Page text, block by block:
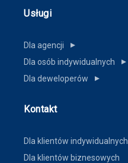
Usługi
Dla agencji ▼
Dla osób indywidualnych ▼
Dla deweloperów ▼
Kontakt
Dla klientów indywidualnych
Dla klientów biznesowych